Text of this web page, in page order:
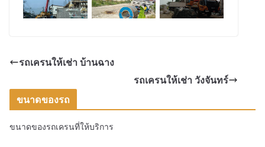
รถเครนให้เช่า บ้านฉาง
รถเครนให้เช่า วังจันทร์
ขนาดของรถ
ขนาดของรถเครนที่ให้บริการ